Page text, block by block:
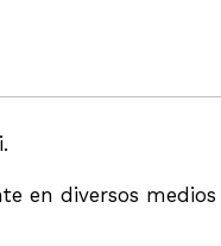
en diversos medios